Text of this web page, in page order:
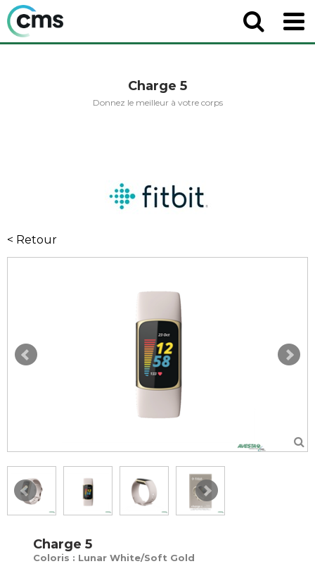
Charge 5
Donnez le meilleur à votre corps
< Retour
Charge 5
Coloris : Lunar White/Soft Gold